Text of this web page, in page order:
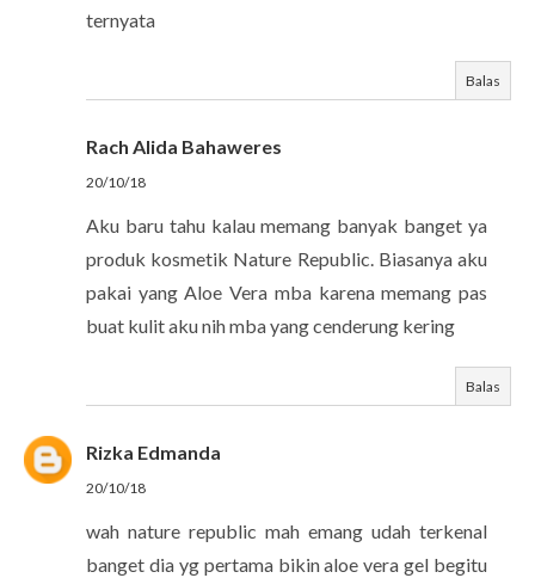
ternyata
Balas
Rach Alida Bahaweres
20/10/18
Aku baru tahu kalau memang banyak banget ya
produk kosmetik Nature Republic. Biasanya aku
pakai yang Aloe Vera mba karena memang pas
buat kulit aku nih mba yang cenderung kering
Balas
Rizka Edmanda
20/10/18
wah nature republic mah emang udah terkenal
banget dia yg pertama bikin aloe vera gel begitu